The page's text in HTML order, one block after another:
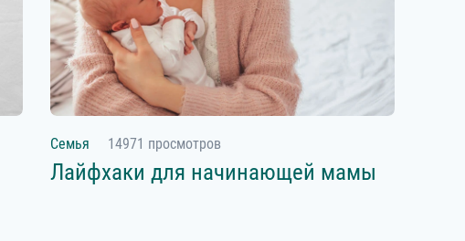
Семья 14971 просмотров
Лайфхаки для начинающей мамы